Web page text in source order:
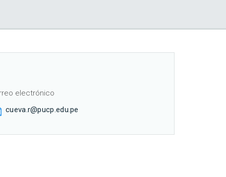
electrónico
cueva.r@pucp.edu.pe